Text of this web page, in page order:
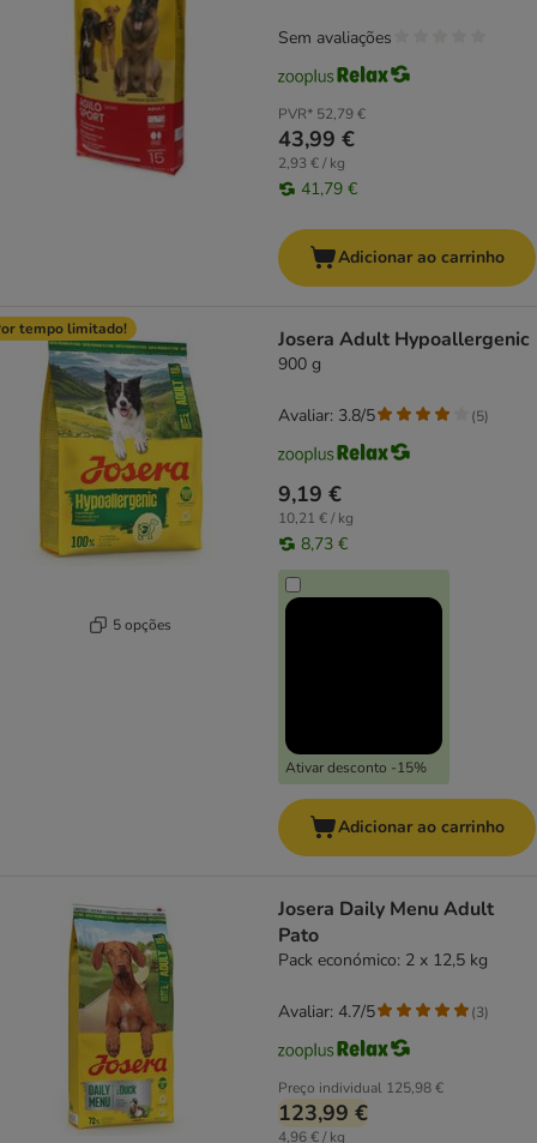
PVR* 52,79 €
43,99 €
2,93 € / kg
41,79 €
Sem avaliações
Adicionar ao carrinho
tempo limitado!
5 opções
Josera Adult Hypoallergenic
900 g
9,19 €
10,21 € / kg
8,73 €
Ativar desconto -15%
Avaliar: 3.8/5 (5)
Adicionar ao carrinho
Josera Daily Menu Adult
Pato
Pack económico: 2 x 12,5 kg
Preço individual 125,98 €
123,99 €
4,96 € / kg
Avaliar: 4.7/5 (3)